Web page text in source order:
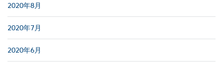
2020年8月
2020年7月
2020年6月